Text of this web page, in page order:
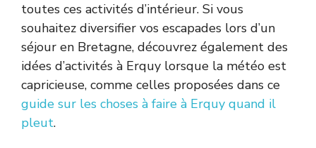
toutes ces activités d’intérieur. Si vous
souhaitez diversifier vos escapades lors d’un
séjour en Bretagne, découvrez également des
idées d’activités à Erquy lorsque la météo est
capricieuse, comme celles proposées dans ce
guide sur les choses à faire à Erquy quand il
pleut.